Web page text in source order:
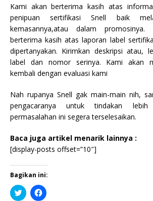
Kami akan berterima kasih atas
penipuan sertifikasi Snell baik
kemasannya,atau dalam
berterima kasih atas laporan label
dipertanyakan. Kirimkan deskripsi atau,
label dan nomor serinya. Kami akan
kembali dengan evaluasi kami
Nah rupanya Snell gak main-main nih,
pengacaranya untuk tindakan
permasalahan ini segera terselesaikan.
Baca juga artikel menarik lainnya :
[display-posts offset=”10″]
Bagikan ini:
K
l
K
l